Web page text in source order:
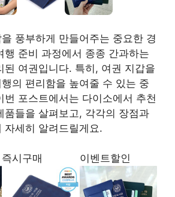
풍부하게 만들어주는 중요한 경
행 준비 과정에서 종종 간과하는
된 여권입니다. 특히, 여권 지갑을
의 편리함을 높여줄 수 있는 중
번 포스트에서는 다이소에서 추천
품들을 살펴보고, 각각의 장점과
자세히 알려드릴게요.
즉시구매 이벤트할인